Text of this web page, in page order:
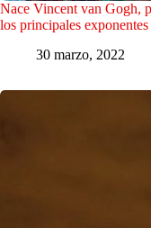
Nace Vincent van Gogh,
los principales
30 marzo, 2022